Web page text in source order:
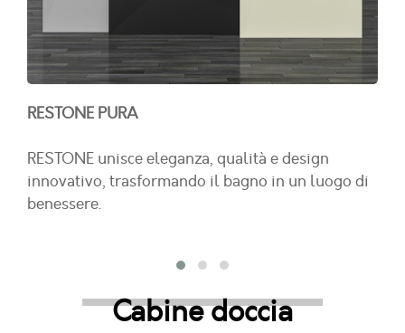
RESTONE PURA
RESTONE unisce eleganza, qualità e design
innovativo, trasformando il bagno in un luogo di
benessere.
Cabine doccia